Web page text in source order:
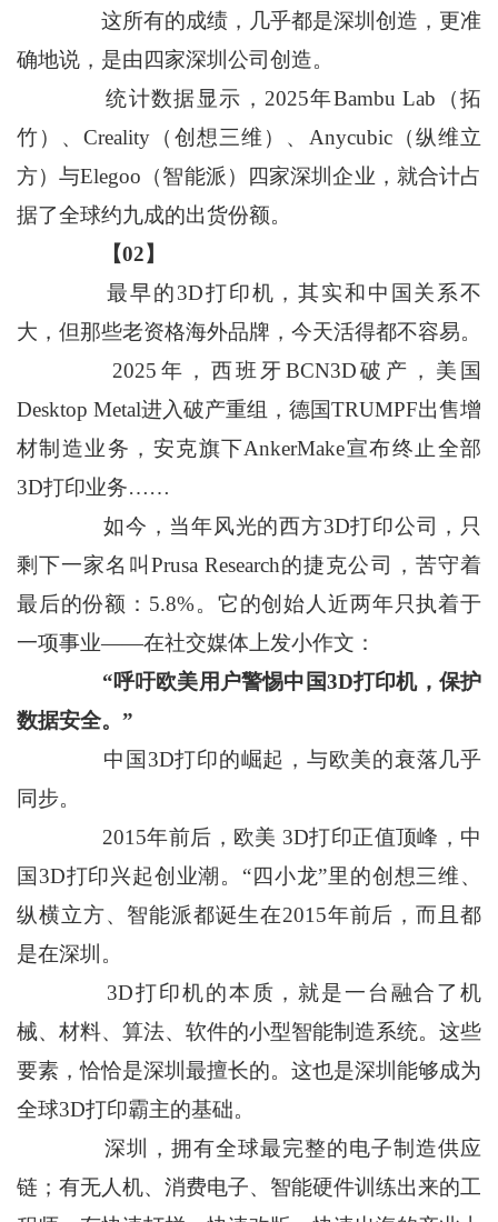
这所有的成绩，几乎都是深圳创造，更准
确地说，是由四家深圳公司创造。
统计数据显示，2025年Bambu Lab（拓
竹）、Creality（创想三维）、Anycubic（纵维立
方）与Elegoo（智能派）四家深圳企业，就合计占
据了全球约九成的出货份额。
【02】
最早的3D打印机，其实和中国关系不
大，但那些老资格海外品牌，今天活得都不容易。
2025年，西班牙BCN3D破产，美国
Desktop Metal进入破产重组，德国TRUMPF出售增
材制造业务，安克旗下AnkerMake宣布终止全部
3D打印业务……
如今，当年风光的西方3D打印公司，只
剩下一家名叫Prusa Research的捷克公司，苦守着
最后的份额：5.8%。它的创始人近两年只执着于
一项事业——在社交媒体上发小作文：
“呼吁欧美用户警惕中国3D打印机，保护
数据安全。”
中国3D打印的崛起，与欧美的衰落几乎
同步。
2015年前后，欧美 3D打印正值顶峰，中
国3D打印兴起创业潮。“四小龙”里的创想三维、
纵横立方、智能派都诞生在2015年前后，而且都
是在深圳。
3D打印机的本质，就是一台融合了机
械、材料、算法、软件的小型智能制造系统。这些
要素，恰恰是深圳最擅长的。这也是深圳能够成为
全球3D打印霸主的基础。
深圳，拥有全球最完整的电子制造供应
链；有无人机、消费电子、智能硬件训练出来的工